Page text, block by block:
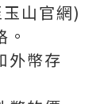
山官網)
外幣存